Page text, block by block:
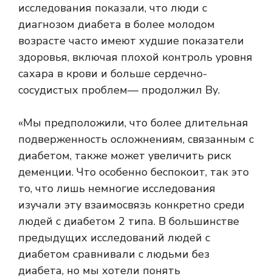
исследования показали, что люди с
диагнозом диабета в более молодом
возрасте часто имеют худшие показатели
здоровья, включая плохой контроль уровня
сахара в крови и больше сердечно-
сосудистых проблем— продолжил Ву.
«Мы предположили, что более длительная
подверженность осложнениям, связанным с
диабетом, также может увеличить риск
деменции. Что особенно беспокоит, так это
то, что лишь немногие исследования
изучали эту взаимосвязь конкретно среди
людей с диабетом 2 типа. В большинстве
предыдущих исследований людей с
диабетом сравнивали с людьми без
диабета, но мы хотели понять